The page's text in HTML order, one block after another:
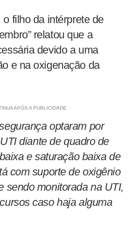
filho da intérprete de
relatou que a
devido a uma
e na oxigenação da
APÓS A PUBLICIDADE
optaram por
diante de quadro de
e saturação baixa de
com suporte de oxigênio
sendo monitorada na UTI,
caso haja alguma